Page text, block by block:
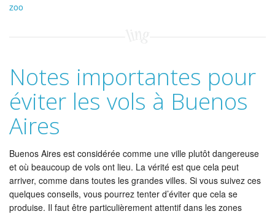
zoo
Notes importantes pour
éviter les vols à Buenos
Aires
Buenos Aires est considérée comme une ville plutôt dangereuse
et où beaucoup de vols ont lieu. La vérité est que cela peut
arriver, comme dans toutes les grandes villes. Si vous suivez ces
quelques conseils, vous pourrez tenter d’éviter que cela se
produise. Il faut être particulièrement attentif dans les zones